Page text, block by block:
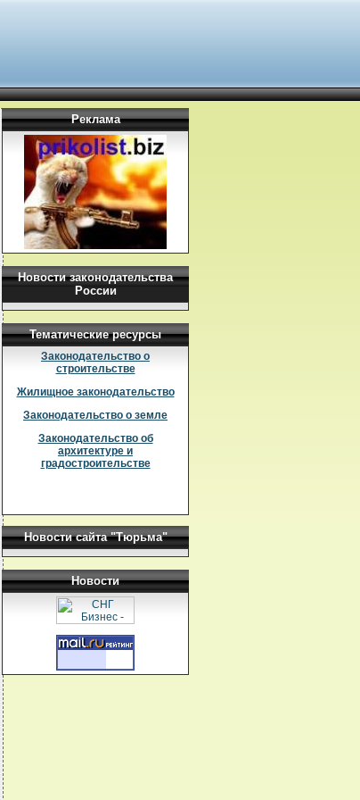
Реклама
Новости законодательства
России
Тематические ресурсы
Законодательство о
строительстве
Жилищное законодательство
Законодательство о земле
Законодательство об
архитектуре и
градостроительстве
Новости сайта "Тюрьма"
Новости